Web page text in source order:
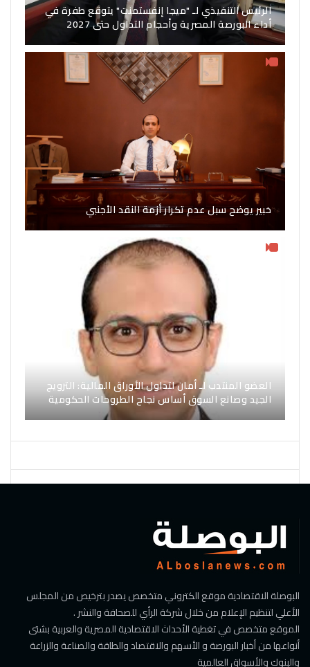
الرئيس التنفيذي لـ "ميجا إنفستمنت" يتوقع طفرة في
أداء البورصة المصرية وأحجام التداول حتى 2027
خبير يوضح سبل عدم تكرار أزمة النقد الأجنبي
العضو المنتدب لـ أمان لتداول الأوراق المالية: الترويج
الجيد وصانع السوق أساس نجاح الطروحات الحكومية
البوصلة الاقتصادية موقع الكتروني متخصص يصدر بترخيص من المجلس
الأعلي لتنظيم الإعلام من خلال شركة الرأي للصحافة والنشر .
الموقع متخصص في تغطية الأحداث الاقتصادية المصرية والعربية بشتى
أنواعها من أخبار البورصة و الأسهم والاقتصاد والطاقة والصناعة والزراعة
والبنوك والأسواق العالمية